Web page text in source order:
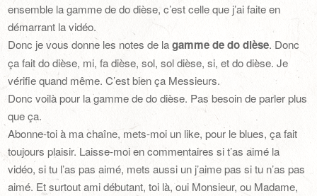
ensemble la gamme de do dièse, c’est celle que j’ai faite en
démarrant la vidéo.
Donc je vous donne les notes de lagamme de do dièse. Donc
ça fait do dièse, mi, fa dièse, sol, sol dièse, si, et do dièse. Je
vérifie quand même. C’est bien ça Messieurs.
Donc voilà pour la gamme de do dièse. Pas besoin de parler plus
que ça.
Abonne-toi à ma chaîne, mets-moi un like, pour le blues, ça fait
toujours plaisir. Laisse-moi en commentaires si t’as aimé la
vidéo, si tu l’as pas aimé, mets aussi un j’aime pas si tu n’as pas
aimé. Et surtout ami débutant, toi là, oui Monsieur, ou Madame,